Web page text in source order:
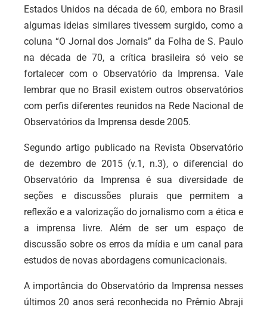
Estados Unidos na década de 60, embora no Brasil
algumas ideias similares tivessem surgido, como a
coluna “O Jornal dos Jornais” da Folha de S. Paulo
na década de 70, a crítica brasileira só veio se
fortalecer com o Observatório da Imprensa. Vale
lembrar que no Brasil existem outros observatórios
com perfis diferentes reunidos na Rede Nacional de
Observatórios da Imprensa desde 2005.
Segundo artigo publicado na Revista Observatório
de dezembro de 2015 (v.1, n.3), o diferencial do
Observatório da Imprensa é sua diversidade de
seções e discussões plurais que permitem a
reflexão e a valorização do jornalismo com a ética e
a imprensa livre. Além de ser um espaço de
discussão sobre os erros da mídia e um canal para
estudos de novas abordagens comunicacionais.
A importância do Observatório da Imprensa nesses
últimos 20 anos será reconhecida no Prêmio Abraji